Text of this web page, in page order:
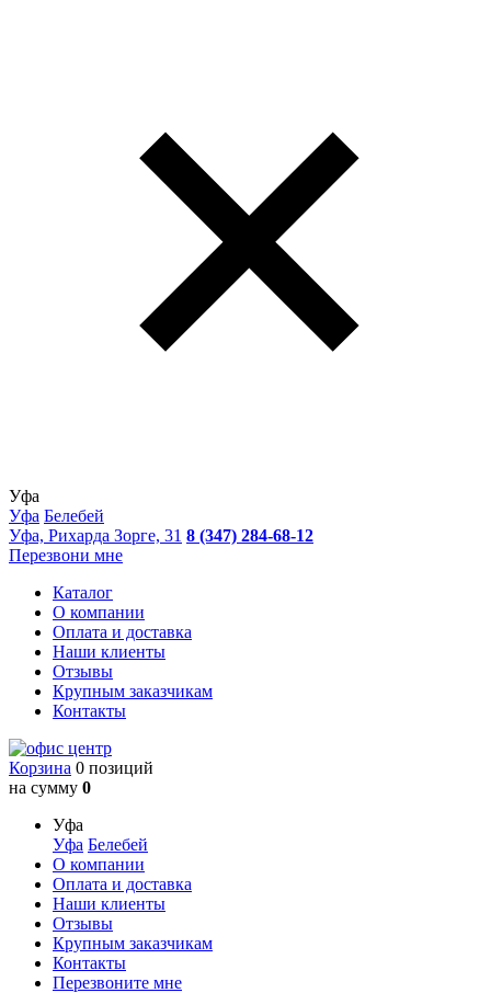
Уфа
Уфа Белебей
Уфа, Рихарда Зорге, 31 8 (347) 284-68-12
Перезвони мне
Каталог
О компании
Оплата и доставка
Наши клиенты
Отзывы
Крупным заказчикам
Контакты
Корзина 0 позиций
на сумму 0
Уфа
Уфа Белебей
О компании
Оплата и доставка
Наши клиенты
Отзывы
Крупным заказчикам
Контакты
Перезвоните мне